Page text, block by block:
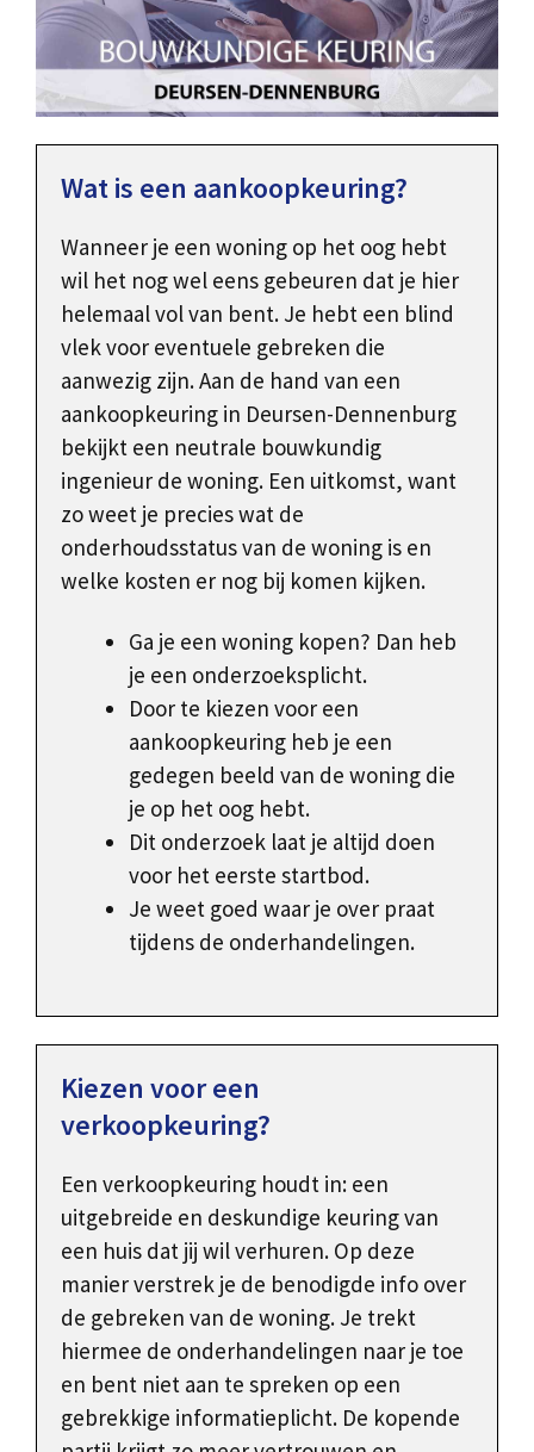
Wat is een aankoopkeuring?
Wanneer je een woning op het oog hebt
wil het nog wel eens gebeuren dat je hier
helemaal vol van bent. Je hebt een blind
vlek voor eventuele gebreken die
aanwezig zijn. Aan de hand van een
aankoopkeuring in Deursen-Dennenburg
bekijkt een neutrale bouwkundig
ingenieur de woning. Een uitkomst, want
zo weet je precies wat de
onderhoudsstatus van de woning is en
welke kosten er nog bij komen kijken.
Ga je een woning kopen? Dan heb
je een onderzoeksplicht.
Door te kiezen voor een
aankoopkeuring heb je een
gedegen beeld van de woning die
je op het oog hebt.
Dit onderzoek laat je altijd doen
voor het eerste startbod.
Je weet goed waar je over praat
tijdens de onderhandelingen.
Kiezen voor een
verkoopkeuring?
Een verkoopkeuring houdt in: een
uitgebreide en deskundige keuring van
een huis dat jij wil verhuren. Op deze
manier verstrek je de benodigde info over
de gebreken van de woning. Je trekt
hiermee de onderhandelingen naar je toe
en bent niet aan te spreken op een
gebrekkige informatieplicht. De kopende